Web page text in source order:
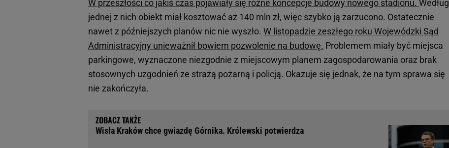
W przeszłości co jakiś czas pojawiały się różne koncepcje budowy nowego stadionu. Według
jednej z nich obiekt miał kosztować aż 140 mln zł, więc szybko ją zarzucono. Ostatecznie
nawet z późniejszych planów nic nie wyszło. W listopadzie zeszłego roku Wojewódzki Sąd
Administracyjny unieważnił bowiem pozwolenie na budowę. Problemem miały być miejsca
parkingowe, wyznaczone niezgodnie z miejscowym planem zagospodarowania oraz brak
stosownych uzgodnień ze strażą pożarną i policją. Okazuje się jednak, że na tym sprawa się
nie zakończyła.
Wisła Kraków chce gwiazdę Górnika. Królewski potwierdza